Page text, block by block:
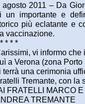
agosto 2011 – Da
un importante e
più eclatante e
vaccinazione.
* * *
vi informo che
a Verona (zona
terrà una cerimonia
Tremante, con la
FRATELLI MARCO E
TREMANTE